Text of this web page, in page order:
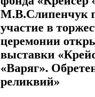
М.В.Слипенчук
участие в
церемонии
выставки
«Варяг».
реликвий»